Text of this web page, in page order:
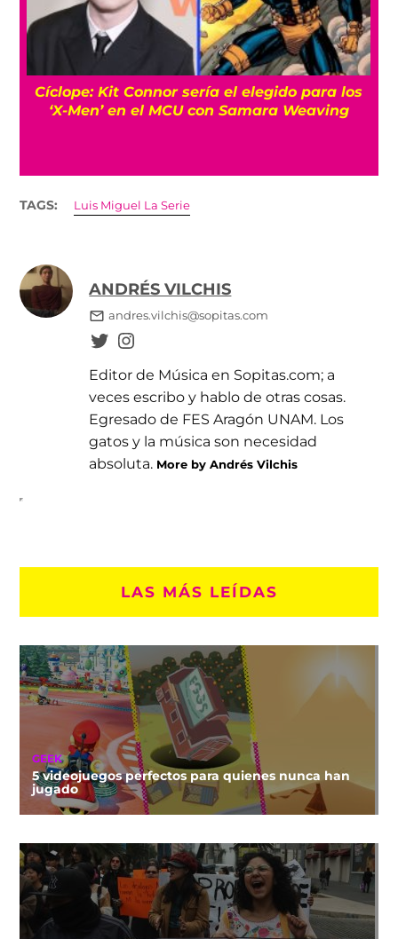
Cíclope: Kit Connor sería el elegido para los
‘X-Men’ en el MCU con Samara Weaving
TAGS: Luis Miguel La Serie
ANDRÉS VILCHIS
andres.vilchis@sopitas.com
Editor de Música en Sopitas.com; a
veces escribo y hablo de otras cosas.
Egresado de FES Aragón UNAM. Los
gatos y la música son necesidad
absoluta. More by Andrés Vilchis
LAS MÁS LEÍDAS
GEEK
5 videojuegos perfectos para quienes nunca han
jugado